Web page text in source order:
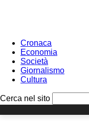
Cronaca
Economia
Società
Giornalismo
Cultura
your password
Cerca nel sito